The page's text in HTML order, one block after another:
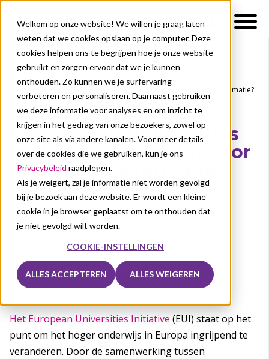
Welkom op onze website! We willen je graag laten
weten dat we cookies opslaan op je computer. Deze
cookies helpen ons te begrijpen hoe je onze website
gebruikt en zorgen ervoor dat we je kunnen
onthouden. Zo kunnen we je surfervaring
verbeteren en personaliseren. Daarnaast gebruiken
we deze informatie voor analyses en om inzicht te
krijgen in het gedrag van onze bezoekers, zowel op
onze site als via andere kanalen. Voor meer details
over de cookies die we gebruiken, kun je ons
Privacybeleid raadplegen.
Als je weigert, zal je informatie niet worden gevolgd
bij je bezoek aan deze website. Er wordt een kleine
cookie in je browser geplaatst om te onthouden dat
je niet gevolgd wilt worden.
COOKIE-INSTELLINGEN
ALLES ACCEPTEREN ALLES WEIGEREN
Over ons Nieuws
Is European Universities Initiative katalysator voor digitale transformatie?
DIGITALE TRANSFORMATIE TRANSFORMATIE
Is European Universities
Initiative katalysator voor
digitale transformatie?
Jonathan Viner
19 mrt 2024
Het European Universities Initiative (EUI) staat op het
punt om het hoger onderwijs in Europa ingrijpend te
veranderen. Door de samenwerking tussen